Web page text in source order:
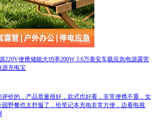
220V便携储能大功率200W 3.6万毫安车载应急电源露营
源充电宝
价的，产品质量很好，款式也好看，非常便携不重，女
野餐也太舒服了，给笔记本充电非常方便，边看电视